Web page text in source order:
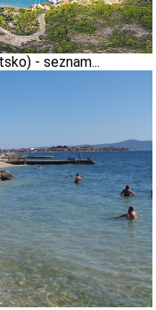
- seznam...